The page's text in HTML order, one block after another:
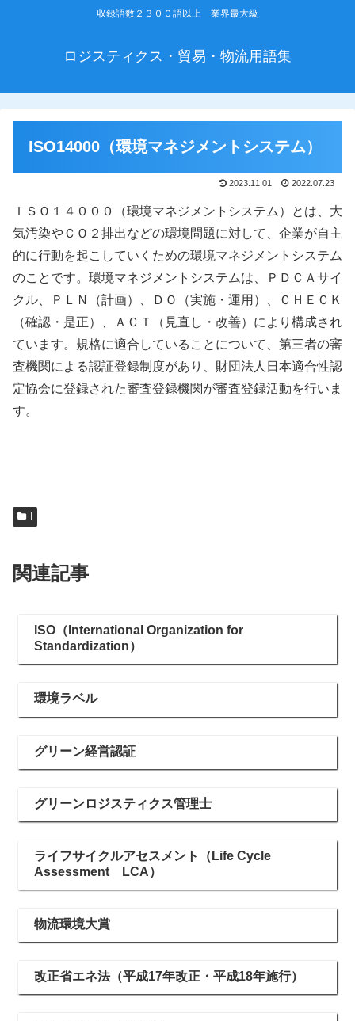
収録語数２３００語以上 業界最大級
ロジスティクス・貿易・物流用語集
ISO14000（環境マネジメントシステム）
2023.11.01 2022.07.23
ＩＳＯ１４０００（環境マネジメントシステム）とは、大
気汚染やＣＯ２排出などの環境問題に対して、企業が自主
的に行動を起こしていくための環境マネジメントシステム
のことです。環境マネジメントシステムは、ＰＤＣＡサイ
クル、ＰＬＮ（計画）、ＤＯ（実施・運用）、ＣＨＥＣＫ
（確認・是正）、ＡＣＴ（見直し・改善）により構成され
ています。規格に適合していることについて、第三者の審
査機関による認証登録制度があり、財団法人日本適合性認
定協会に登録された審査登録機関が審査登録活動を行いま
す。
関連記事
ISO（International Organization for
Standardization）
環境ラベル
グリーン経営認証
グリーンロジスティクス管理士
ライフサイクルアセスメント（Life Cycle
Assessment LCA）
物流環境大賞
改正省エネ法（平成17年改正・平成18年施行）